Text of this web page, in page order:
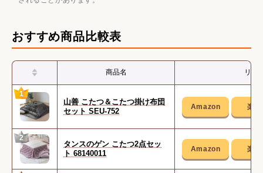
おすすめ商品比較表
商品名 リン
1
山善 こたつ＆こたつ掛け布団
セット SEU-752
2
タンスのゲン こたつ2点セッ
ト 68140011